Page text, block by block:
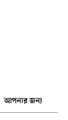
আপনার জন্য